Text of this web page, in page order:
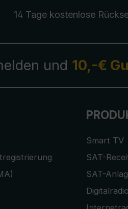
14 Tage kostenlose
und 10,-€
Smart TV
SAT-
SAT-